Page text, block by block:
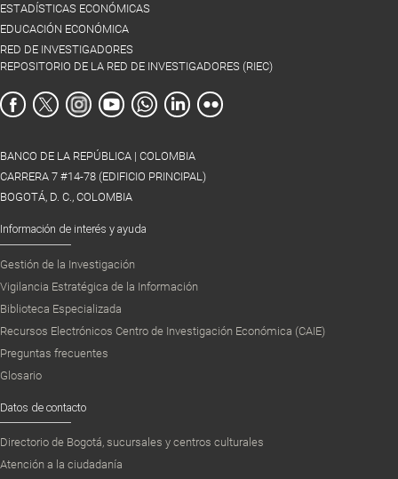
ESTADÍSTICAS ECONÓMICAS
EDUCACIÓN ECONÓMICA
RED DE INVESTIGADORES
REPOSITORIO DE LA RED DE INVESTIGADORES (RIEC)
BANCO DE LA REPÚBLICA | COLOMBIA
CARRERA 7 #14-78 (EDIFICIO PRINCIPAL)
BOGOTÁ, D. C., COLOMBIA
Información de interés y ayuda
Gestión de la Investigación
Vigilancia Estratégica de la Información
Biblioteca Especializada
Recursos Electrónicos Centro de Investigación Económica (CAIE)
Preguntas frecuentes
Glosario
Datos de contacto
Directorio de Bogotá, sucursales y centros culturales
Atención a la ciudadanía